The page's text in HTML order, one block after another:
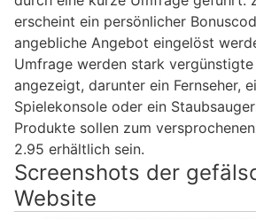
erscheint ein persönlicher
angebliche Angebot eingelöst
Umfrage werden stark
angezeigt, darunter ein Fernseher,
Spielekonsole oder ein
Produkte sollen zum
2.95 erhältlich sein.
Screenshots der
Website